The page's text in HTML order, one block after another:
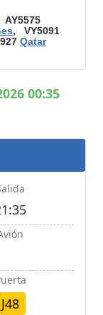
, VY5091
Qatar
00:35
J48